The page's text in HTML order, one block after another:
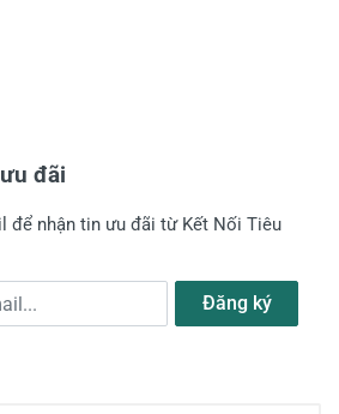
đãi
để nhận tin ưu đãi từ Kết Nối Tiêu
Đăng ký